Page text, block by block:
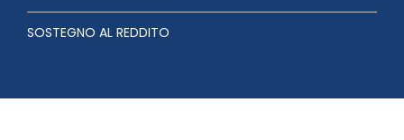
SOSTEGNO AL REDDITO